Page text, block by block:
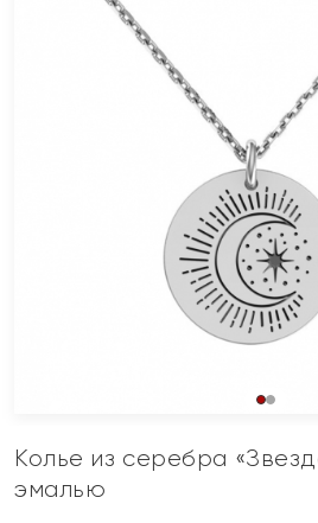
Колье из серебра
эмалью